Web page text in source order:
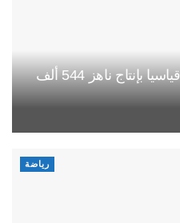
شمندر دكالة يسجل موسما قياسيا بإنتاج ناهز 544 ألف
رياضة